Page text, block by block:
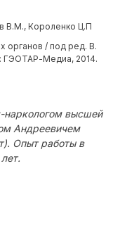
В.М., Короленко Ц.П
органов / под ред. В.
ГЭОТАР-Медиа, 2014.
наркологом высшей
Андреевичем
Опыт работы в